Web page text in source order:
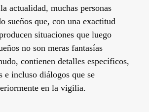
actualidad, muchas personas
sueños que, con una exactitud
situaciones que luego
no son meras fantasías
contienen detalles específicos,
e incluso diálogos que se
en la vigilia.